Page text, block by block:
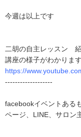
今週は以上です
二胡の自主レッスン
講座の様子がわかりま
https://
-------------------
facebookイベントある
ページ、LINE、サロン